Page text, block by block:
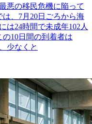
悪の移民危機に陥って
、7月20日ごろから海
は24時間で未成年102人
10日間の到着者は
少なくと